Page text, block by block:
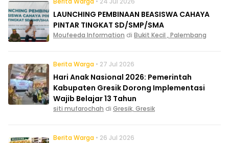
LAUNCHING PEMBINAAN BEASISWA CAHAYA
PINTAR TINGKAT SD/SMP/SMA
Moufeeda Information di Bukit Kecil , Palembang
Berita Warga • 27 Jul 2026
Hari Anak Nasional 2026: Pemerintah
Kabupaten Gresik Dorong Implementasi
Wajib Belajar 13 Tahun
siti mufarochah di Gresik, Gresik
Berita Warga • 26 Jul 2026